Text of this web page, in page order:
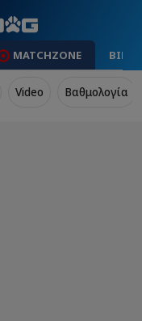
MATCHZONE
Video Βαθμολογία